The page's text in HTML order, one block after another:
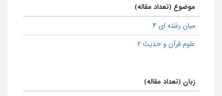
موضوع (تعداد مقاله)
میان رشته ای 4
علوم قرآن و حدیث 2
زبان (تعداد مقاله)